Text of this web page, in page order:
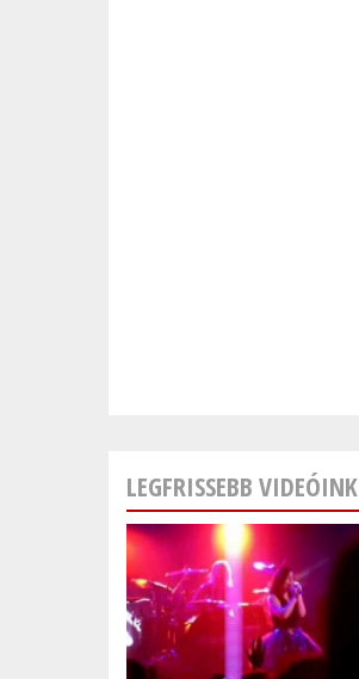
LEGFRISSEBB VIDEÓINK